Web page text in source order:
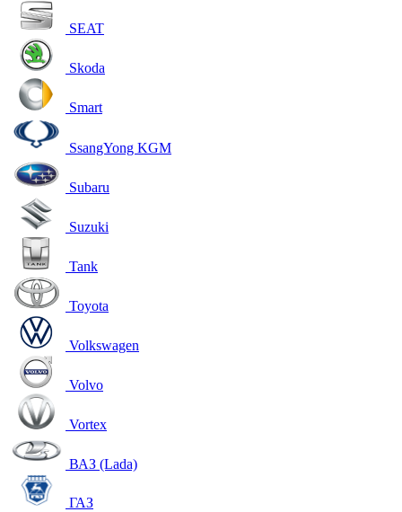
SEAT
Skoda
Smart
SsangYong KGM
Subaru
Suzuki
Tank
Toyota
Volkswagen
Volvo
Vortex
ВАЗ (Lada)
ГАЗ